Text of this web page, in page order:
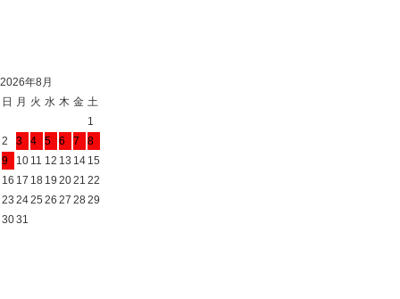
2026年8月
日
月 火 水 木 金 土
1
2
3 4 5 6 7
8
9
10 11 12 13 14 15
16 17 18 19 2021 22
23 2425 26 27 2829
3031